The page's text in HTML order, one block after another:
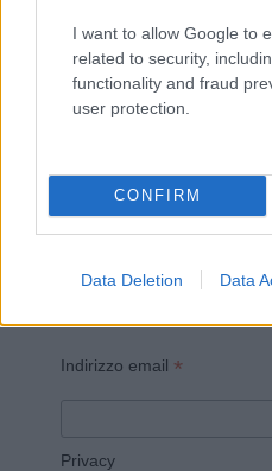
I want to allow Google to
related to security,
functionality and fraud
user protection.
CONFIRM
Data Deletion Data
Invia un Comunicato
Vuoi rimanere
Iscriviti alla newsletter di
Indirizzo email *
Privacy